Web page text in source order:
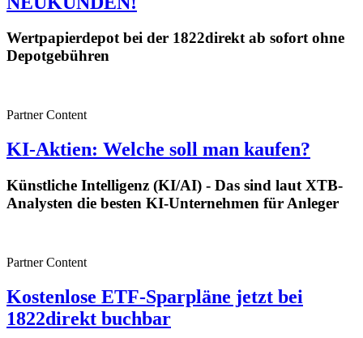
Wertpapierdepot bei der 1822direkt ab sofort ohne
Depotgebühren
Partner Content
KI-Aktien: Welche soll man kaufen?
Künstliche Intelligenz (KI/AI) - Das sind laut XTB-
Analysten die besten KI-Unternehmen für Anleger
Partner Content
Kostenlose ETF-Sparpläne jetzt bei
1822direkt buchbar